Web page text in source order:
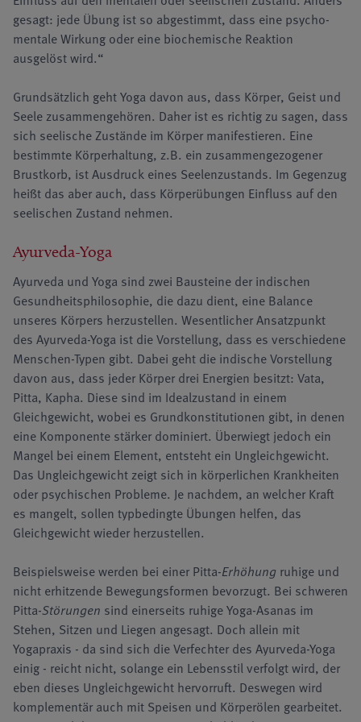
gesagt: jede Übung ist so abgestimmt, dass eine psycho-
mentale Wirkung oder eine biochemische Reaktion
ausgelöst wird.“
Grundsätzlich geht Yoga davon aus, dass Körper, Geist und
Seele zusammengehören. Daher ist es richtig zu sagen, dass
sich seelische Zustände im Körper manifestieren. Eine
bestimmte Körperhaltung, z.B. ein zusammengezogener
Brustkorb, ist Ausdruck eines Seelenzustands. Im Gegenzug
heißt das aber auch, dass Körperübungen Einfluss auf den
seelischen Zustand nehmen.
Ayurveda-Yoga
Ayurveda und Yoga sind zwei Bausteine der indischen
Gesundheitsphilosophie, die dazu dient, eine Balance
unseres Körpers herzustellen. Wesentlicher Ansatzpunkt
des Ayurveda-Yoga ist die Vorstellung, dass es verschiedene
Menschen-Typen gibt. Dabei geht die indische Vorstellung
davon aus, dass jeder Körper drei Energien besitzt: Vata,
Pitta, Kapha. Diese sind im Idealzustand in einem
Gleichgewicht, wobei es Grundkonstitutionen gibt, in denen
eine Komponente stärker dominiert. Überwiegt jedoch ein
Mangel bei einem Element, entsteht ein Ungleichgewicht.
Das Ungleichgewicht zeigt sich in körperlichen Krankheiten
oder psychischen Probleme. Je nachdem, an welcher Kraft
es mangelt, sollen typbedingte Übungen helfen, das
Gleichgewicht wieder herzustellen.
Beispielsweise werden bei einer Pitta-Erhöhung ruhige und
nicht erhitzende Bewegungsformen bevorzugt. Bei schweren
Pitta-Störungen sind einerseits ruhige Yoga-Asanas im
Stehen, Sitzen und Liegen angesagt. Doch allein mit
Yogapraxis - da sind sich die Verfechter des Ayurveda-Yoga
einig - reicht nicht, solange ein Lebensstil verfolgt wird, der
eben dieses Ungleichgewicht hervorruft. Deswegen wird
komplementär auch mit Speisen und Körperölen gearbeitet.